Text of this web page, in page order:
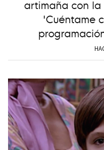
artimaña con la
'Cuéntame